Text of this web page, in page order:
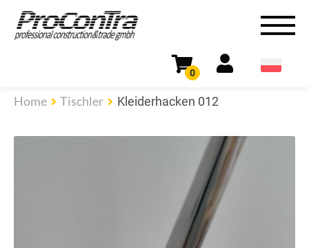
0
Home Tischler Kleiderhacken 012